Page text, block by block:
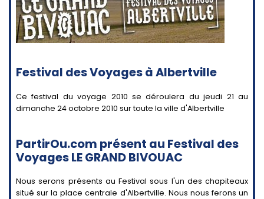
Festival des Voyages à Albertville
Ce festival du voyage 2010 se déroulera du jeudi 21 au
dimanche 24 octobre 2010 sur toute la ville d'Albertville
PartirOu.com présent au Festival des
Voyages LE GRAND BIVOUAC
Nous serons présents au Festival sous l'un des chapiteaux
situé sur la place centrale d'Albertville. Nous nous ferons un